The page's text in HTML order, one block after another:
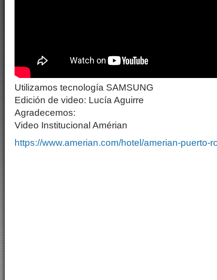
Utilizamos tecnología SAMSUNG
Edición de video: Lucía Aguirre
Agradecemos:
Video Institucional Amérian
https://www.amerian.com/hotel/amerian-puerto-